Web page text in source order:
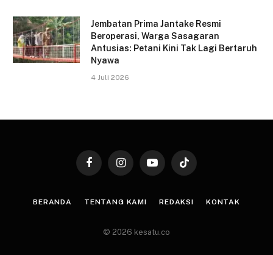
Jembatan Prima Jantake Resmi
Beroperasi, Warga Sasagaran
Antusias: Petani Kini Tak Lagi Bertaruh
Nyawa
4 Juli 2026
FacebookInstagramYouTubeTikTok
BERANDA TENTANG KAMI REDAKSI KONTAK
© 2026 kesatu.co